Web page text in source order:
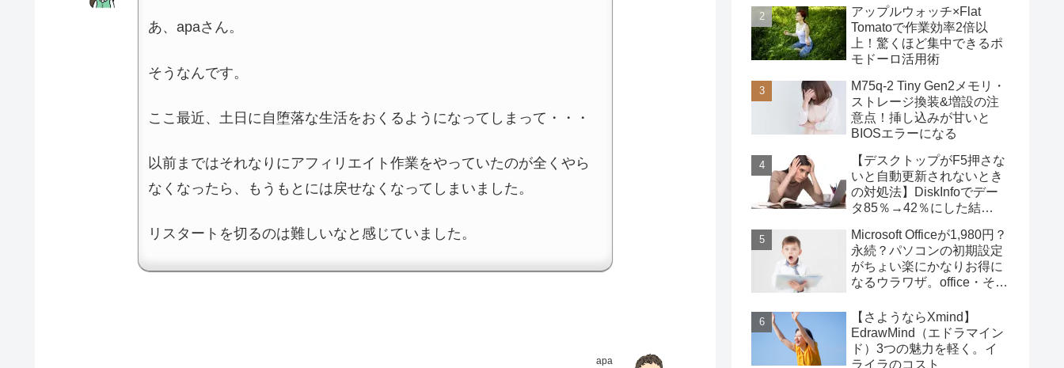
あ、apaさん。
そうなんです。
ここ最近、土日に自堕落な生活をおくるようになってしまって・・・
以前まではそれなりにアフィリエイト作業をやっていたのが全くやら
なくなったら、もうもとには戻せなくなってしまいました。
リスタートを切るのは難しいなと感じていました。
apa
アップルウォッチ×Flat
Tomatoで作業効率2倍以
上！驚くほど集中できるポ
モドーロ活用術
M75q-2 Tiny Gen2メモリ・
ストレージ換装&増設の注
意点！挿し込みが甘いと
BIOSエラーになる
【デスクトップがF5押さな
いと自動更新されないとき
の対処法】DiskInfoでデー
タ85％→42％にした結
Microsoft Officeが1,980円？
永続？パソコンの初期設定
がちょい楽にかなりお得に
なるウラワザ。office・その
【さようならXmind】
EdrawMind（エドラマイン
ド）3つの魅力を軽く。イ
ライラのコスト